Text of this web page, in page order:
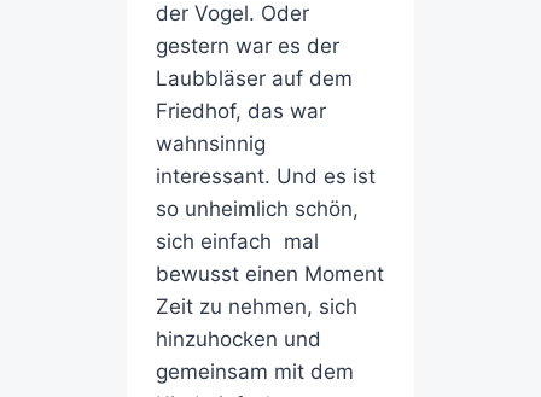
der Vogel. Oder
gestern war es der
Laubbläser auf dem
Friedhof, das war
wahnsinnig
interessant. Und es ist
so unheimlich schön,
sich einfach mal
bewusst einen Moment
Zeit zu nehmen, sich
hinzuhocken und
gemeinsam mit dem